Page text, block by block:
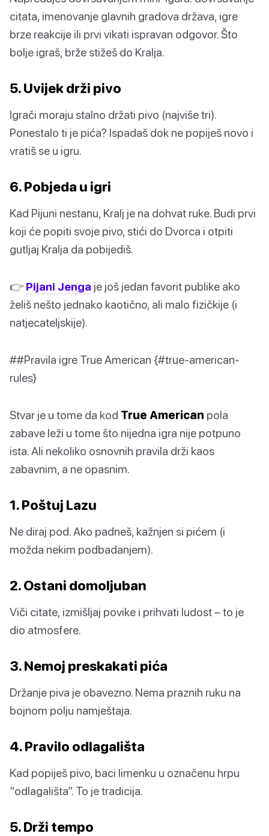
citata, imenovanje glavnih gradova država, igre
brze reakcije ili prvi vikati ispravan odgovor. Što
bolje igraš, brže stižeš do Kralja.
5. Uvijek drži pivo
Igrači moraju stalno držati pivo (najviše tri).
Ponestalo ti je pića? Ispadaš dok ne popiješ novo i
vratiš se u igru.
6. Pobjeda u igri
Kad Pijuni nestanu, Kralj je na dohvat ruke. Budi prvi
koji će popiti svoje pivo, stići do Dvorca i otpiti
gutljaj Kralja da pobijediš.
👉 Pijani Jenga je još jedan favorit publike ako
želiš nešto jednako kaotično, ali malo fizičkije (i
natjecateljskije).
##Pravila igre True American {#true-american-
rules}
Stvar je u tome da kod True American pola
zabave leži u tome što nijedna igra nije potpuno
ista. Ali nekoliko osnovnih pravila drži kaos
zabavnim, a ne opasnim.
1. Poštuj Lazu
Ne diraj pod. Ako padneš, kažnjen si pićem (i
možda nekim podbadanjem).
2. Ostani domoljuban
Viči citate, izmišljaj povike i prihvati ludost – to je
dio atmosfere.
3. Nemoj preskakati pića
Držanje piva je obavezno. Nema praznih ruku na
bojnom polju namještaja.
4. Pravilo odlagališta
Kad popiješ pivo, baci limenku u označenu hrpu
“odlagališta”. To je tradicija.
5. Drži tempo